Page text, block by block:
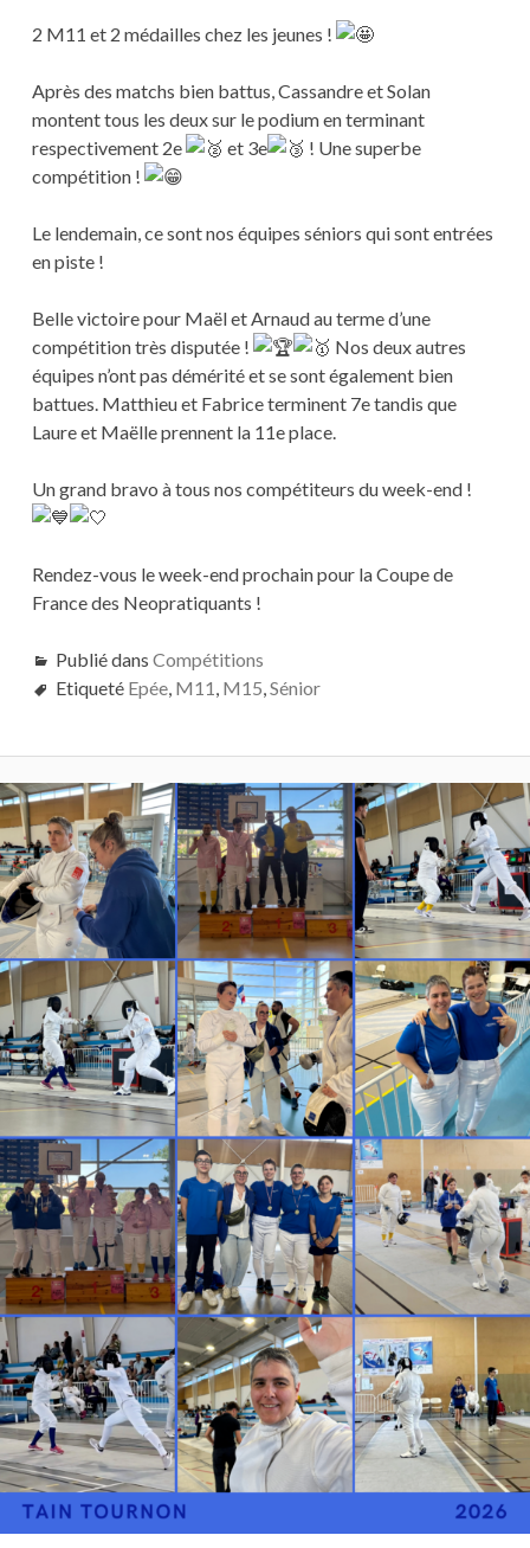
2 M11 et 2 médailles chez les jeunes !
Après des matchs bien battus, Cassandre et Solan
montent tous les deux sur le podium en terminant
respectivement 2e
et 3e
! Une superbe
compétition !
Le lendemain, ce sont nos équipes séniors qui sont entrées
en piste !
Belle victoire pour Maël et Arnaud au terme d’une
compétition très disputée !
Nos deux autres
équipes n’ont pas démérité et se sont également bien
battues. Matthieu et Fabrice terminent 7e tandis que
Laure et Maëlle prennent la 11e place.
Un grand bravo à tous nos compétiteurs du week-end !
Rendez-vous le week-end prochain pour la Coupe de
France des Neopratiquants !
Publié dans Compétitions
Etiqueté Epée, M11, M15,Sénior